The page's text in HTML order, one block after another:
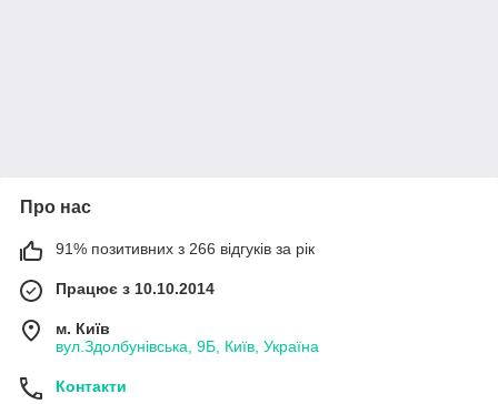
Про нас
91% позитивних з 266 відгуків за рік
Працює з 10.10.2014
м. Київ
вул.Здолбунівська, 9Б, Київ, Україна
Контакти